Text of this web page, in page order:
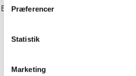
Præferencer
Statistik
Marketing
E-mail: maren.gramkirke@gmail.com